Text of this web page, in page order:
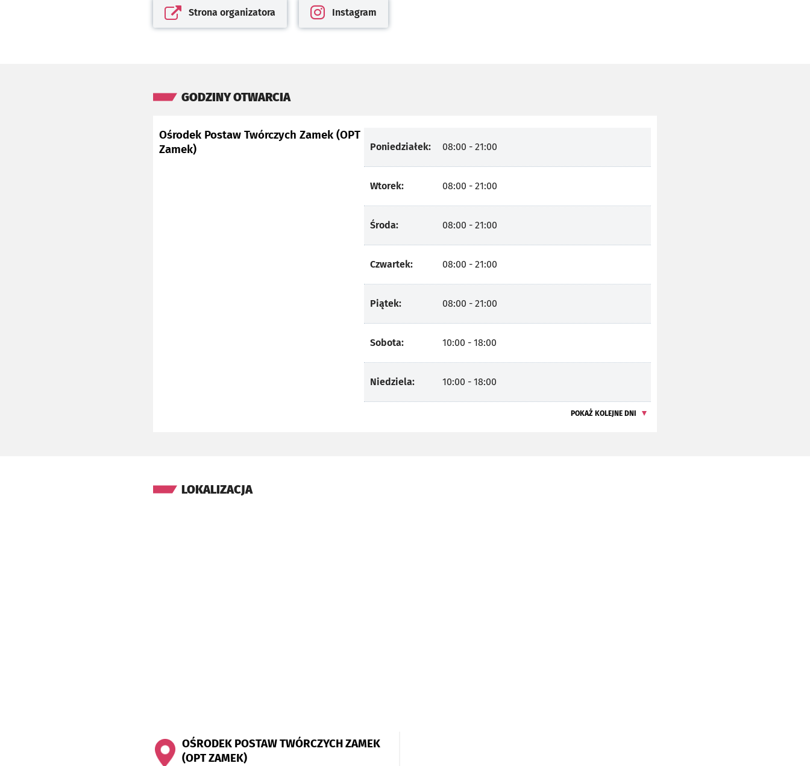
Otwiera się w nowej karcie
Strona organizatora
Otwiera się w nowej karcie
Instagram
GODZINY OTWARCIA
Ośrodek Postaw Twórczych Zamek (OPT
Zamek)
Poniedziałek: 08:00 - 21:00
Wtorek: 08:00 - 21:00
Środa: 08:00 - 21:00
Czwartek: 08:00 - 21:00
Piątek: 08:00 - 21:00
Sobota: 10:00 - 18:00
Niedziela: 10:00 - 18:00
POKAŻ KOLEJNE DNI
LOKALIZACJA
OŚRODEK POSTAW TWÓRCZYCH ZAMEK
(OPT ZAMEK)